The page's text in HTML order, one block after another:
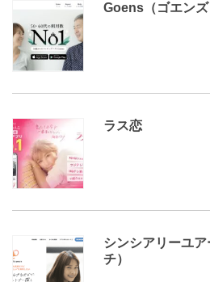
Goens（ゴエンズ
ラス恋
シンシアリーユ
チ）